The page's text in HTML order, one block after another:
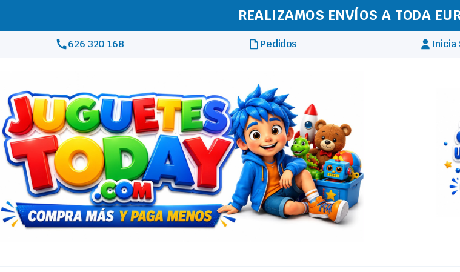
REALIZAMOS ENVÍOS A TODA
626 320 168 Pedidos Inicia